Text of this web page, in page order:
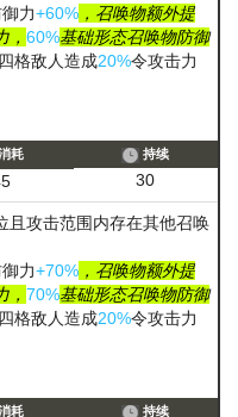
力+60% ，召唤物额外提
， 60%基础形态召唤物防御
格敌人造成20%令攻击力
耗 持续
30
且攻击范围内存在其他召唤
力+70% ，召唤物额外提
， 70%基础形态召唤物防御
格敌人造成20%令攻击力
耗 持续